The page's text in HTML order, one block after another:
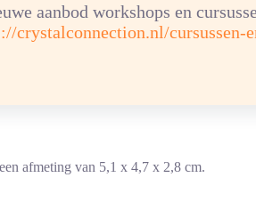
aanbod workshops en
crystalconnection.nl/cursussen-
afmeting van 5,1 x 4,7 x 2,8 cm.